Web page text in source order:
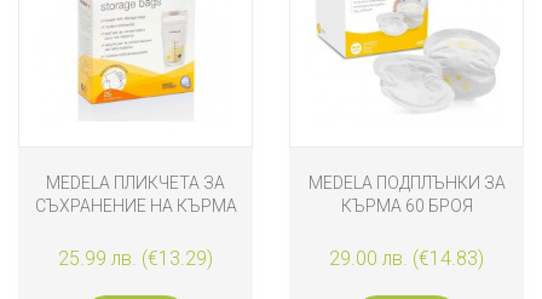
MEDELA ПЛИКЧЕТА ЗА
СЪХРАНЕНИЕ НА КЪРМА
25.99 лв. (€13.29)
MEDELA ПОДПЛЪНКИ ЗА
КЪРМА 60 БРОЯ
29.00 лв. (€14.83)